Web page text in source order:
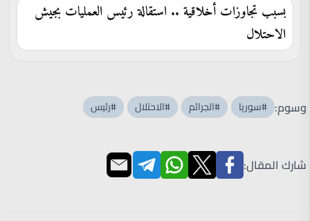
بسبب تجاوزات أخلاقية .. استقالة رئيس العمليات بجيش
الاحتلال
وسوم: #سوريا #الجرائم #الاحتلال #رئيس
شارك المقال: